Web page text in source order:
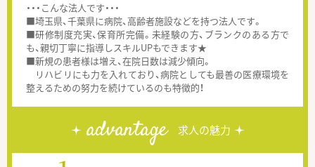
・・・こんな法人です・・・
■埼玉県、千葉県に病院、高齢者施設などを持つ法人です。
■研修制度充実、保育所完備。未経験の方、ブランクのある方で
も、親切丁寧に指導しスキルUPもできます★
■新規の患者様は増え、在院日数は減少傾向。
リハビリにも力を入れており、病院としても最善の医療環境を
整えるための努力を続けているのも特徴的！
advantage 求人の魅力